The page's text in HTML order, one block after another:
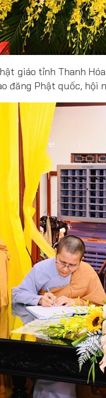
giáo tỉnh Thanh
đăng Phật quốc, hội